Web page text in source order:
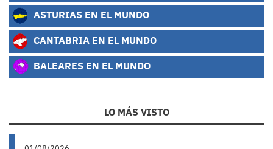
ASTURIAS EN EL MUNDO
CANTABRIA EN EL MUNDO
BALEARES EN EL MUNDO
LO MÁS VISTO